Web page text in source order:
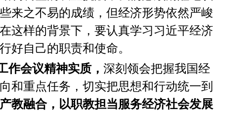
来之不易的成绩，但经济形势依然严峻
这样的背景下，要认真学习习近平经济
好自己的职责和使命。
作会议精神实质，深刻领会把握我国经
和重点任务，切实把思想和行动统一到
教融合，以职教担当服务经济社会发展